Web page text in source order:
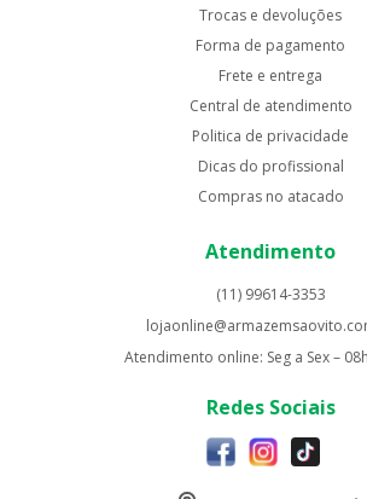
Trocas e devoluções
Forma de pagamento
Frete e entrega
Central de atendimento
Politica de privacidade
Dicas do profissional
Compras no atacado
Atendimento
(11) 99614-3353
Atendimento online: Seg a Sex –
Redes Sociais